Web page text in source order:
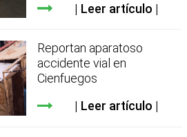
Leer artículo
Reportan aparatoso
accidente vial en
Cienfuegos
Leer artículo